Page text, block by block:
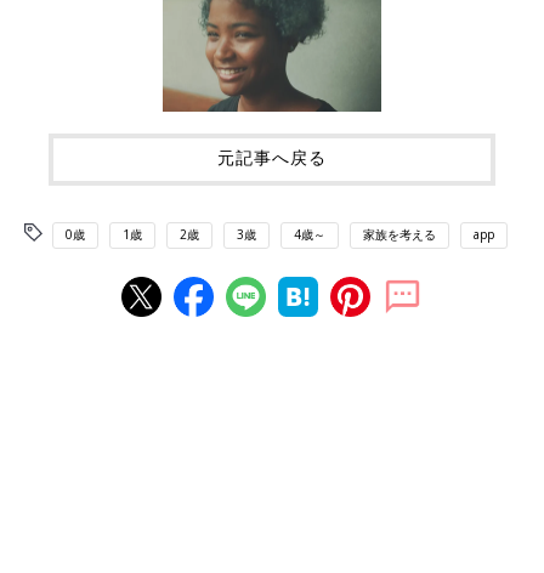
元記事へ戻る
0歳 1歳 2歳 3歳 4歳～ 家族を考える app